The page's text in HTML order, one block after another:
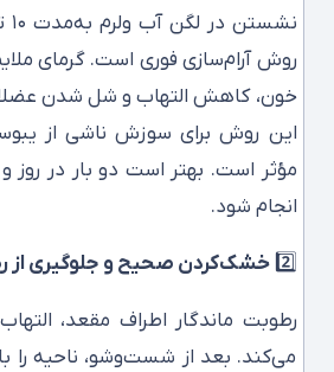
روش آرام‌سازی فوری است. گرمای
خون، کاهش التهاب و شل شدن
این روش برای سوزش ناشی از
مؤثر است. بهتر است دو بار در روز
انجام شود.
2️⃣ خشک‌کردن صحیح و جلوگیری از
رطوبت ماندگار اطراف مقعد،
می‌کند. بعد از شست‌وشو، ناحیه را